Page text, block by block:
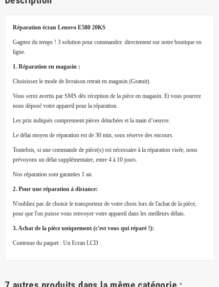
Réparation écran Lenovo E580 20KS
Gagnez du temps ! 3 solution pour commandez directement sur notre boutique en
ligne.
1. Réparation en magasin :
Choisissez le mode de livraison retrait en magasin (Gratuit).
Vous serez avertis par SMS dès réception de la pièce en magasin. Et vous pourrez
nous déposé votre appareil pour la réparation.
Les prix indiqués comprennent pièces détachées et la main d’oeuvre.
Le délai moyen de réparation est de 30 min, sous réserve des encours.
Toutefois, si une commande de pièce(s) est nécessaire à la réparation visée, nous
prévoyons un délai supplémentaire, entre 4 à 10 jours.
Nos réparation sont garanties 1 an.
2. Pour une réparation à distance:
N'oubliez pas de choisir le transporteur de votre choix lors de l'achat de la pièce,
pour que l'on puisse vous renvoyer votre appareil dans les meilleurs délais.
3. Achat de la pièce uniquement (c'est vous qui réparé !):
Contenue du paquet : Un Ecran LCD